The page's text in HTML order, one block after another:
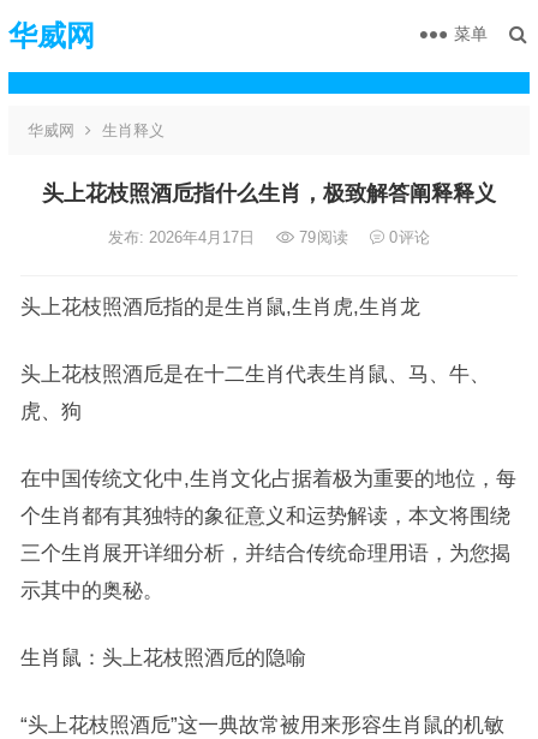
华威网 菜单
华威网 生肖释义
头上花枝照酒卮指什么生肖，极致解答阐释释义
发布: 2026年4月17日 79阅读 0评论
头上花枝照酒卮指的是生肖鼠,生肖虎,生肖龙
头上花枝照酒卮是在十二生肖代表生肖鼠、马、牛、
虎、狗
在中国传统文化中,生肖文化占据着极为重要的地位，每
个生肖都有其独特的象征意义和运势解读，本文将围绕
三个生肖展开详细分析，并结合传统命理用语，为您揭
示其中的奥秘。
生肖鼠：头上花枝照酒卮的隐喻
“头上花枝照酒卮”这一典故常被用来形容生肖鼠的机敏